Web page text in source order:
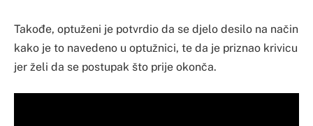
Takođe, optuženi je potvrdio da se djelo desilo na način
kako je to navedeno u optužnici, te da je priznao krivicu
jer želi da se postupak što prije okonča.